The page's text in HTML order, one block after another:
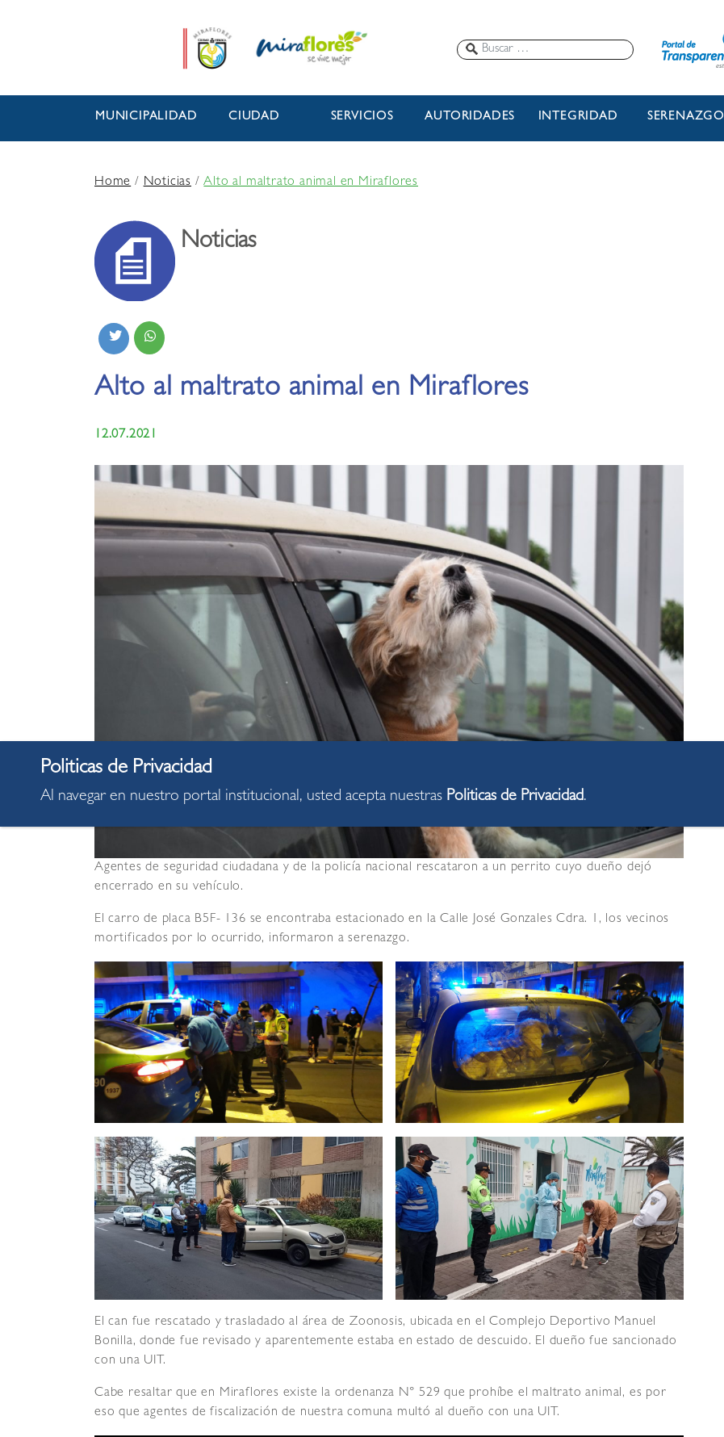
MUNICIPALIDAD CIUDAD SERVICIOS AUTORIDADES INTEGRIDAD SERENAZGO
Home/Noticias /Alto al maltrato animal en Miraflores
Noticias
Alto al maltrato animal en Miraflores
12.07.2021
Agentes de seguridad ciudadana y de la policía nacional rescataron a un perrito cuyo dueño dejó
encerrado en su vehículo.
El carro de placa B5F- 136 se encontraba estacionado en la Calle José Gonzales Cdra. 1, los vecinos
mortificados por lo ocurrido, informaron a serenazgo.
El can fue rescatado y trasladado al área de Zoonosis, ubicada en el Complejo Deportivo Manuel
Bonilla, donde fue revisado y aparentemente estaba en estado de descuido. El dueño fue sancionado
con una UIT.
Cabe resaltar que en Miraflores existe la ordenanza N° 529 que prohíbe el maltrato animal, es por
eso que agentes de fiscalización de nuestra comuna multó al dueño con una UIT.
Al navegar en nuestro portal institucional, usted acepta nuestras Politicas de Privacidad.